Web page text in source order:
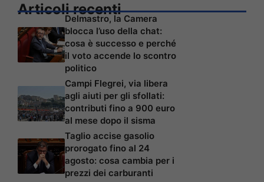
Articoli recenti
Delmastro, la Camera
blocca l’uso della chat:
cosa è successo e perché
il voto accende lo scontro
politico
Campi Flegrei, via libera
agli aiuti per gli sfollati:
contributi fino a 900 euro
al mese dopo il sisma
Taglio accise gasolio
prorogato fino al 24
agosto: cosa cambia per i
prezzi dei carburanti